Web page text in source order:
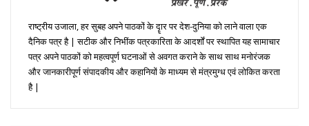
राष्ट्रीय उजाला, हर सुबह अपने पाठकों के दॄार पर देश-दुनिया को लाने वाला एक
दैनिक पत्र है | सटीक और निभींक पत्रकारिता के आदर्शों पर स्थापित यह सामाचार
पत्र अपने पाठकों को महत्वपूर्ण घटनाओं से अवगत कराने के साथ साथ मनोरंजक
और जानकारीपूर्ण संपादकीय और कहानियों के माध्यम से मंत्रमुग्ध एवं लोकित करता
है |